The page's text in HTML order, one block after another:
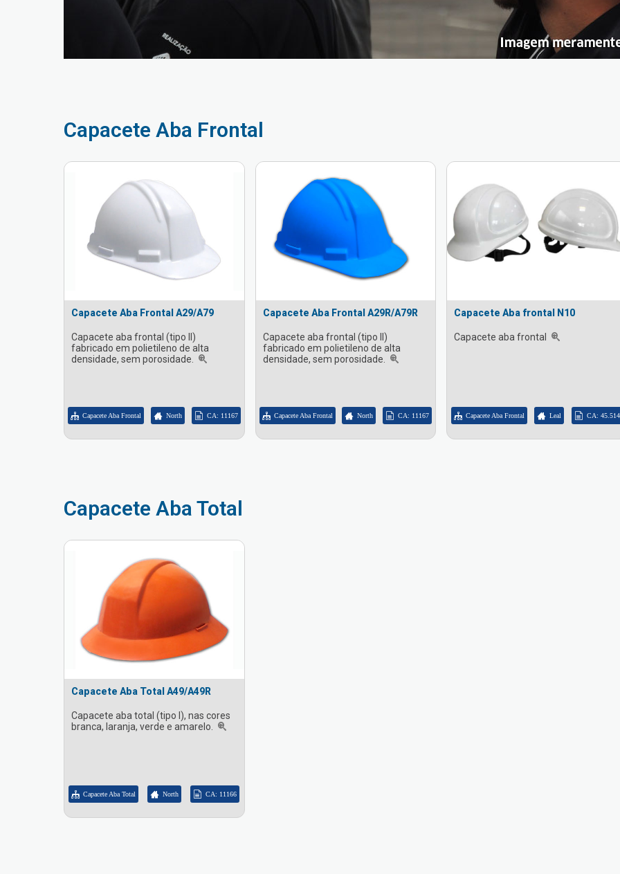
Capacete Aba Frontal
Capacete Aba Frontal A29/A79
Capacete aba frontal (tipo II)
fabricado em polietileno de alta
densidade, sem porosidade.
Capacete Aba Frontal North CA: 11167
Capacete Aba Frontal A29R/A79R
Capacete aba frontal (tipo II)
fabricado em polietileno de alta
densidade, sem porosidade.
Capacete Aba Frontal North CA: 11167
Capacete Aba frontal N10
Capacete aba frontal
Capacete Aba Frontal Leal CA: 45.514
Capacete Aba Total
Capacete Aba Total A49/A49R
Capacete aba total (tipo I), nas cores
branca, laranja, verde e amarelo.
Capacete Aba Total North CA: 11166